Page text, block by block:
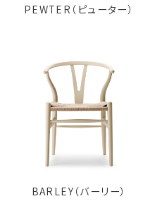
PEWTER（ピューター）
BARLEY（バーリー）